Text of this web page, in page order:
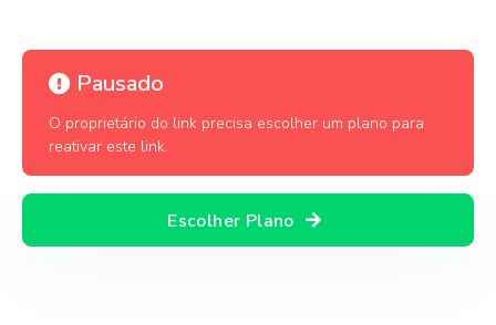
Pausado
O proprietário do link precisa escolher um plano para
reativar este link.
Escolher Plano